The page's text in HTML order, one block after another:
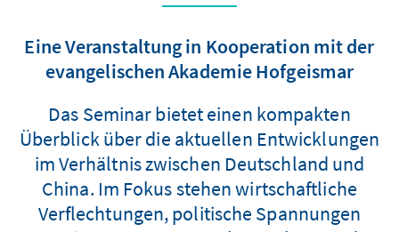
Eine Veranstaltung in Kooperation mit der
evangelischen Akademie Hofgeismar
Das Seminar bietet einen kompakten
Überblick über die aktuellen Entwicklungen
im Verhältnis zwischen Deutschland und
China. Im Fokus stehen wirtschaftliche
Verflechtungen, politische Spannungen